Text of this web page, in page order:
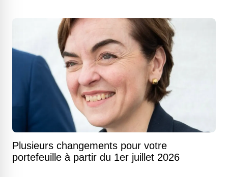
Plusieurs changements pour votre
portefeuille à partir du 1er juillet 2026